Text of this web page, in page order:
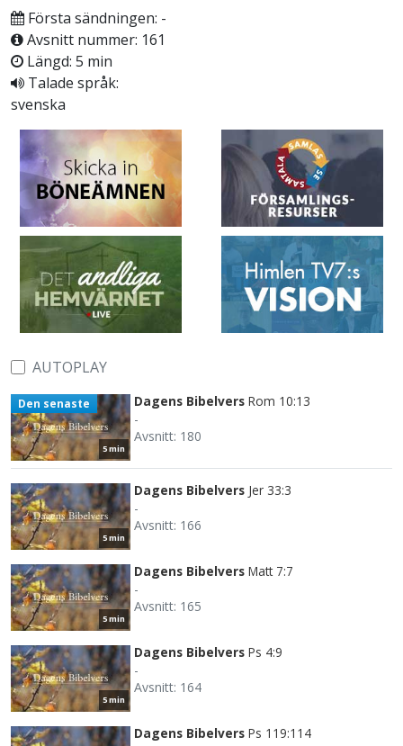
Första sändningen: -
Avsnitt nummer: 161
Längd: 5 min
Talade språk:
svenska
AUTOPLAY
5 min
Den senaste Dagens Bibelvers Rom 10:13
-
Avsnitt: 180
5 min
Dagens Bibelvers Jer 33:3
-
Avsnitt: 166
5 min
Dagens Bibelvers Matt 7:7
-
Avsnitt: 165
5 min
Dagens Bibelvers Ps 4:9
-
Avsnitt: 164
Dagens Bibelvers Ps 119:114